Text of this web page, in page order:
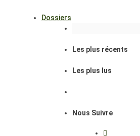
Dossiers
Les plus récents
Les plus lus
Nous Suivre